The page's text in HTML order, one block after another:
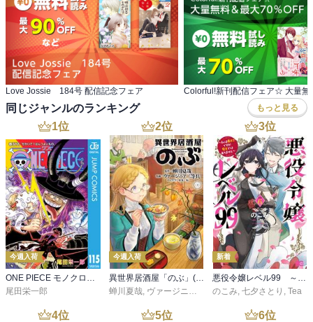
Love Jossie 184号 配信記念フェア
同じジャンルのランキング もっと見る
1位
今週入荷
尾田栄一郎
2位
今週入荷
蝉川夏哉 ヴァージニア二等兵 ,転
3位
新着
のこみ 七夕さとり Tea
4位 5位 6位